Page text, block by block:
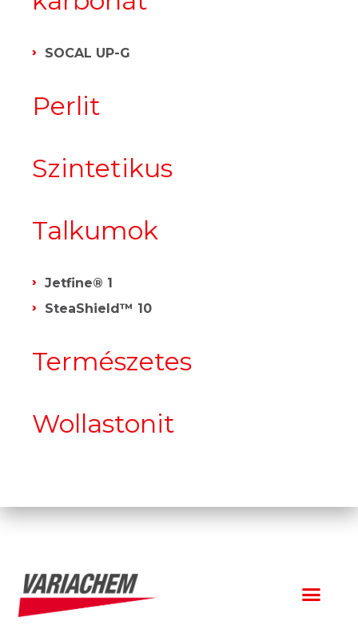
SOCAL UP-G
Perlit
Szintetikus
Talkumok
Jetfine® 1
SteaShield™ 10
Természetes
Wollastonit